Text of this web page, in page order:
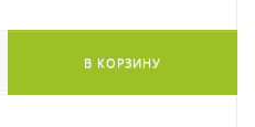
В КОРЗИНУ